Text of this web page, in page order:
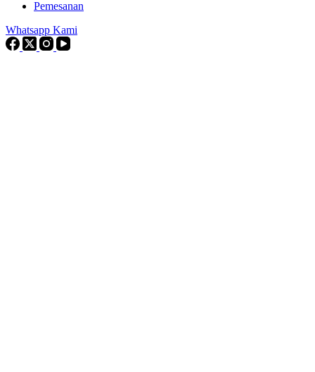
Pemesanan
Whatsapp Kami